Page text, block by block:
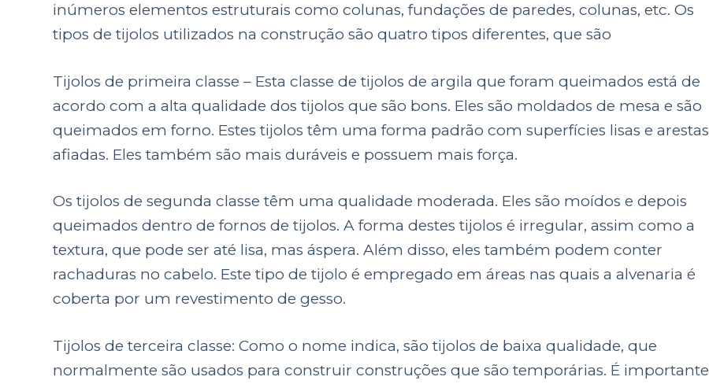
inúmeros elementos estruturais como colunas, fundações de paredes, colunas, etc. Os
tipos de tijolos utilizados na construção são quatro tipos diferentes, que são
Tijolos de primeira classe – Esta classe de tijolos de argila que foram queimados está de
acordo com a alta qualidade dos tijolos que são bons. Eles são moldados de mesa e são
queimados em forno. Estes tijolos têm uma forma padrão com superfícies lisas e arestas
afiadas. Eles também são mais duráveis e possuem mais força.
Os tijolos de segunda classe têm uma qualidade moderada. Eles são moídos e depois
queimados dentro de fornos de tijolos. A forma destes tijolos é irregular, assim como a
textura, que pode ser até lisa, mas áspera. Além disso, eles também podem conter
rachaduras no cabelo. Este tipo de tijolo é empregado em áreas nas quais a alvenaria é
coberta por um revestimento de gesso.
Tijolos de terceira classe: Como o nome indica, são tijolos de baixa qualidade, que
normalmente são usados para construir construções que são temporárias. É importante